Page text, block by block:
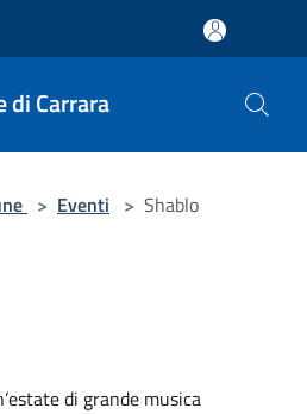
di Carrara
> Eventi > Shablo
di grande musica